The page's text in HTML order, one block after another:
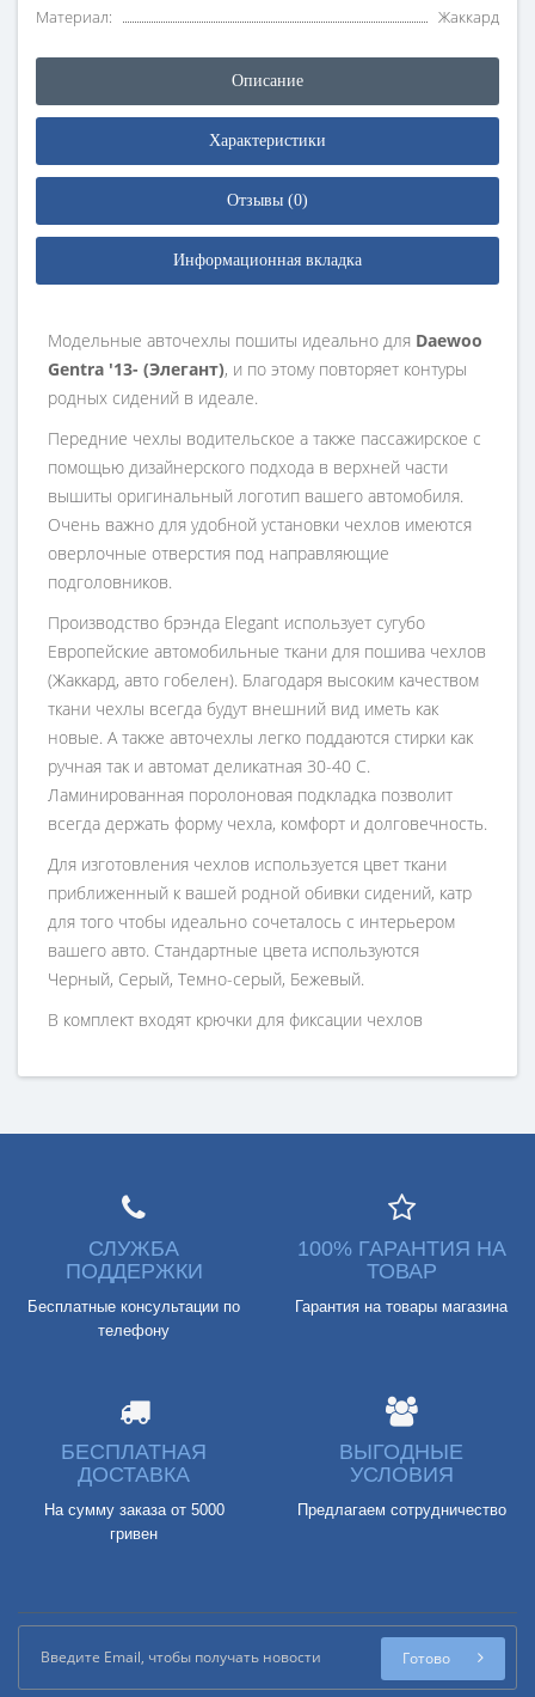
Материал:
Жаккард
Описание
Характеристики
Отзывы (0)
Информационная вкладка
Модельные авточехлы пошиты идеально для Daewoo
Gentra '13- (Элегант), и по этому повторяет контуры
родных сидений в идеале.
Передние чехлы водительское а также пассажирское с
помощью дизайнерского подхода в верхней части
вышиты оригинальный логотип вашего автомобиля.
Очень важно для удобной установки чехлов имеются
оверлочные отверстия под направляющие
подголовников.
Производство брэнда Elegant использует сугубо
Европейские автомобильные ткани для пошива чехлов
(Жаккард, авто гобелен). Благодаря высоким качеством
ткани чехлы всегда будут внешний вид иметь как
новые. А также авточехлы легко поддаются стирки как
ручная так и автомат деликатная 30-40 С.
Ламинированная поролоновая подкладка позволит
всегда держать форму чехла, комфорт и долговечность.
Для изготовления чехлов используется цвет ткани
приближенный к вашей родной обивки сидений, катр
для того чтобы идеально сочеталось с интерьером
вашего авто. Стандартные цвета используются
Черный, Серый, Темно-серый, Бежевый.
В комплект входят крючки для фиксации чехлов
СЛУЖБА
ПОДДЕРЖКИ
Бесплатные консультации по
телефону
100% ГАРАНТИЯ НА
ТОВАР
Гарантия на товары магазина
БЕСПЛАТНАЯ
ДОСТАВКА
На сумму заказа от 5000
гривен
ВЫГОДНЫЕ
УСЛОВИЯ
Предлагаем сотрудничество
Готово